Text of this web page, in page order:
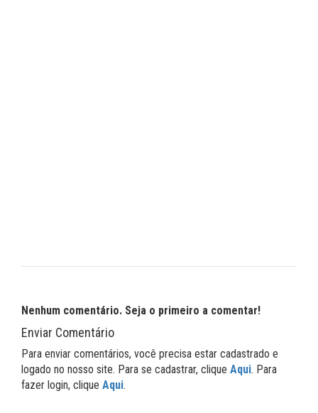
Nenhum comentário. Seja o primeiro a comentar!
Enviar Comentário
Para enviar comentários, você precisa estar cadastrado e
logado no nosso site. Para se cadastrar, clique Aqui. Para
fazer login, clique Aqui.